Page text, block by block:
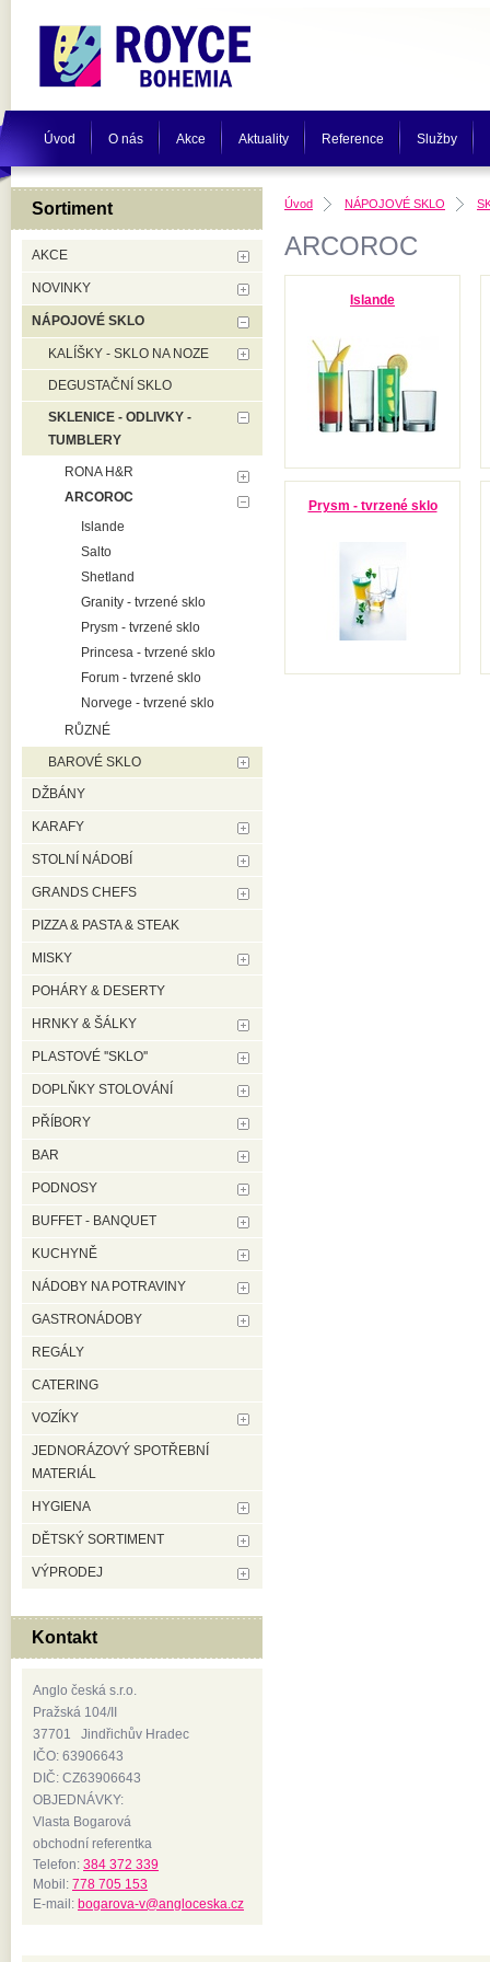
Úvod O nás Akce Aktuality Reference Služby
Úvod NÁPOJOVÉ SKLO
ARCOROC
Islande
Prysm - tvrzené sklo
Sortiment
AKCE
NOVINKY
NÁPOJOVÉ SKLO
KALÍŠKY - SKLO NA NOZE
DEGUSTAČNÍ SKLO
SKLENICE - ODLIVKY -
TUMBLERY
RONA H&R
ARCOROC
Islande
Salto
Shetland
Granity - tvrzené sklo
Prysm - tvrzené sklo
Princesa - tvrzené sklo
Forum - tvrzené sklo
Norvege - tvrzené sklo
RŮZNÉ
BAROVÉ SKLO
DŽBÁNY
KARAFY
STOLNÍ NÁDOBÍ
GRANDS CHEFS
PIZZA & PASTA & STEAK
MISKY
POHÁRY & DESERTY
HRNKY & ŠÁLKY
PLASTOVÉ ''SKLO''
DOPLŇKY STOLOVÁNÍ
PŘÍBORY
BAR
PODNOSY
BUFFET - BANQUET
KUCHYNĚ
NÁDOBY NA POTRAVINY
GASTRONÁDOBY
REGÁLY
CATERING
VOZÍKY
JEDNORÁZOVÝ SPOTŘEBNÍ
MATERIÁL
HYGIENA
DĚTSKÝ SORTIMENT
VÝPRODEJ
Kontakt
Anglo česká s.r.o.
Pražská 104/II
37701 Jindřichův Hradec
IČO: 63906643
DIČ: CZ63906643
OBJEDNÁVKY:
Vlasta Bogarová
obchodní referentka
Telefon: 384 372 339
Mobil: 778 705 153
E-mail: bogarova-v@angloceska.cz